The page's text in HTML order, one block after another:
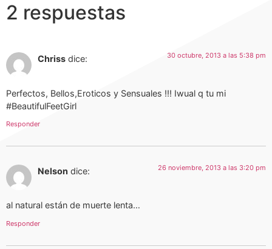
2 respuestas
Chriss dice: 30 octubre, 2013 a las 5:38 pm
Perfectos, Bellos,Eroticos y Sensuales !!! Iwual q tu mi
#BeautifulFeetGirl
Responder
Nelson dice: 26 noviembre, 2013 a las 3:20 pm
al natural están de muerte lenta…
Responder